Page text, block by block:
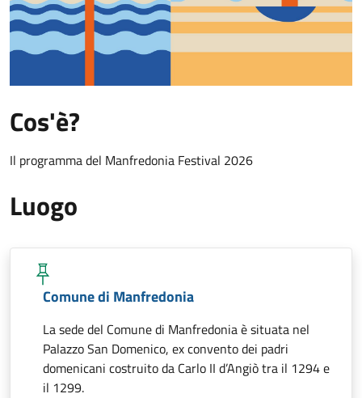
Cos'è?
Il programma del Manfredonia Festival 2026
Luogo
Comune di Manfredonia
La sede del Comune di Manfredonia è situata nel
Palazzo San Domenico, ex convento dei padri
domenicani costruito da Carlo II d’Angiò tra il 1294 e
il 1299.